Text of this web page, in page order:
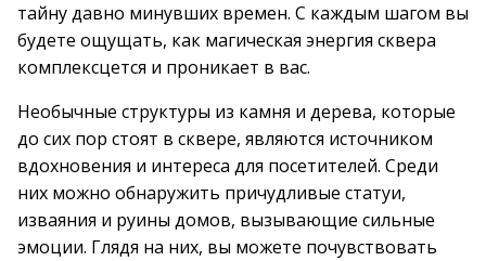
тайну давно минувших времен. С каждым шагом вы
будете ощущать, как магическая энергия сквера
комплексцется и проникает в вас.
Необычные структуры из камня и дерева, которые
до сих пор стоят в сквере, являются источником
вдохновения и интереса для посетителей. Среди
них можно обнаружить причудливые статуи,
изваяния и руины домов, вызывающие сильные
эмоции. Глядя на них, вы можете почувствовать